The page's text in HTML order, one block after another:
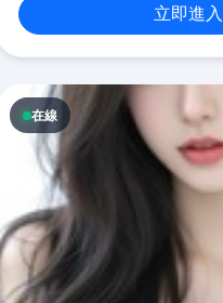
立即進入
在線